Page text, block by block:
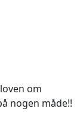
om
nogen måde!!